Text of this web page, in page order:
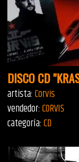
DISCO CD
artista:Corvis
vendedor:CORVIS
categoría:CD